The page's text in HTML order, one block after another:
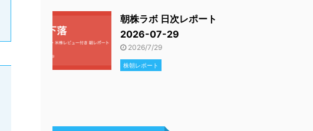
朝株ラボ 日次レポート
2026-07-29
2026/7/29
株朝レポート